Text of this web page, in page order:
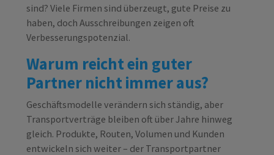
sind? Viele Firmen sind überzeugt, gute Preise zu
haben, doch Ausschreibungen zeigen oft
Verbesserungspotenzial.
Warum reicht ein guter
Partner nicht immer aus?
Geschäftsmodelle verändern sich ständig, aber
Transportverträge bleiben oft über Jahre hinweg
gleich. Produkte, Routen, Volumen und Kunden
entwickeln sich weiter – der Transportpartner